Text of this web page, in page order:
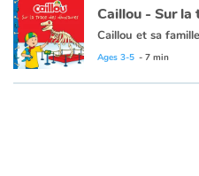
Caillou - Sur la
Ce livre est
Ages 3-5 - 7 min